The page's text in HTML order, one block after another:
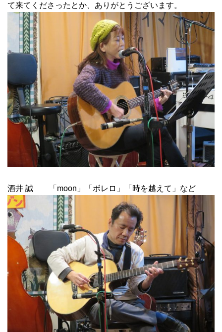
て来てくださったとか、ありがとうございます。
酒井 誠 「moon」「ボレロ」「時を越えて」など